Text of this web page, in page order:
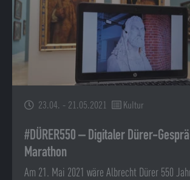
23.04. - 21.05.2021 Kultur
#DÜRER550 – Digitaler Dürer-
Marathon
Am 21. Mai 2021 wäre Albrecht Dürer 550